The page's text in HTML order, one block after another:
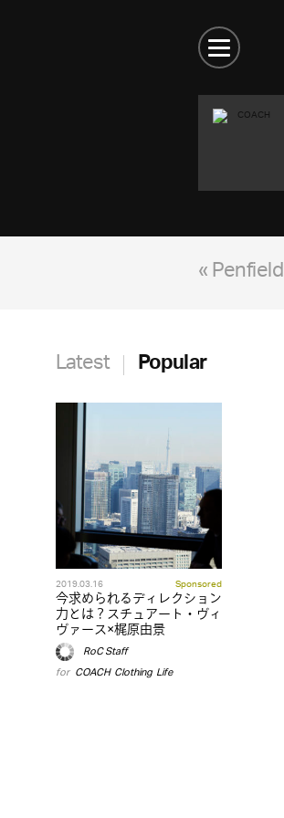
« Penfield
Latest Popular
2019.03.16 Sponsored
今求められるディレクション
力とは？スチュアート・ヴィ
ヴァース×梶原由景
RoC Staff
for COACH,Clothing,Life